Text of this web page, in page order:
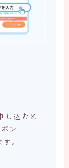
し込むと
ン
。